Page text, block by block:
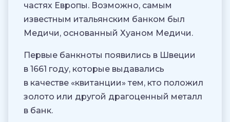
частях Европы. Возможно, самым
известным итальянским банком был
Медичи, основанный Хуаном Медичи.
Первые банкноты появились в Швеции
в 1661 году, которые выдавались
в качестве «квитанции» тем, кто положил
золото или другой драгоценный металл
в банк.